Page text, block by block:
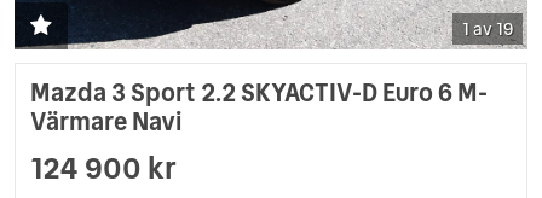
1 av 19
Mazda 3 Sport 2.2 SKYACTIV-D Euro 6 M-
Värmare Navi
124 900 kr